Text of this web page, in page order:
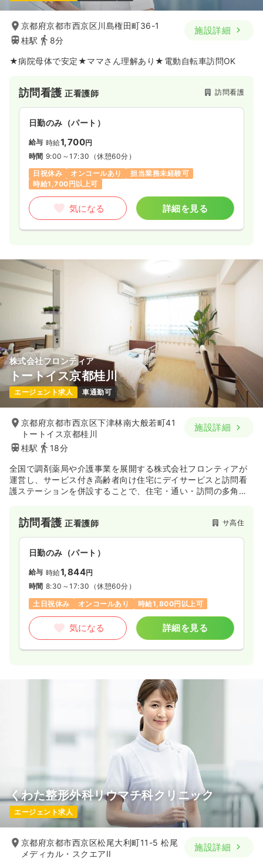
給与 お問い合わせください
時間 16:30～0:00
ブランク可
気になる 詳細を見る
京都府京都市西京区川島権田町36-1
桂駅
8分
施設詳細
★病院母体で安定★ママさん理解あり★電動自転車訪問OK
訪問看護正看護師 訪問看護
日勤のみ（パート）
給与 時給1,700円
時間 9:00～17:30 （休憩60分）
日祝休み
オンコールあり
担当業務未経験可
時給1,700円以上可
気になる 詳細を見る
株式会社フロンティア
トートイス京都桂川
エージェント求人 車通勤可
京都府京都市西京区下津林南大般若町41
トートイス京都桂川
桂駅
18分
施設詳細
全国で調剤薬局や介護事業を展開する株式会社フロンティアが
運営し、サービス付き高齢者向け住宅にデイサービスと訪問看
護ステーションを併設することで、住宅・通い・訪問の多角的
り、利用者の健康管理から日々の生活支援まで幅広く対応して
います。和モダンで落ち着いた住環境の中、医療・介護・薬局
のネットワークを活かした質の高いサービス提供に携わりたい
方に適した環境です。
訪問看護正看護師 サ高住
日勤のみ（パート）
給与 時給1,844円
時間 8:30～17:30 （休憩60分）
土日祝休み
オンコールあり 時給1,800円以上可
気になる 詳細を見る
くわた整形外科リウマチ科クリニック
エージェント求人
京都府京都市西京区松尾大利町11-5 松尾
メディカル・スクエアII
施設詳細